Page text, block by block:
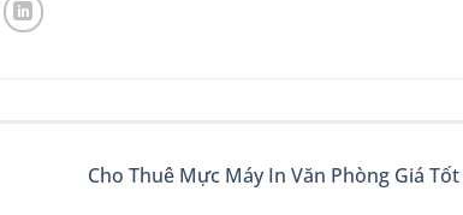
Cho Thuê Mực Máy In Văn Phòng Giá Tốt